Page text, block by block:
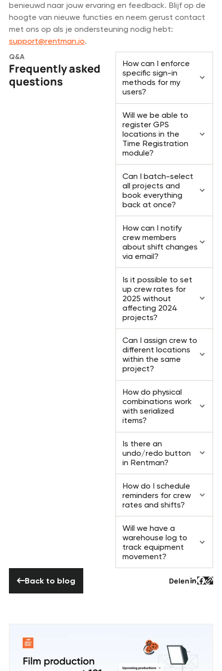
benieuwd naar jouw ervaring en feedback. Blijf op de
hoogte van nieuwe functies en neem gerust contact
met ons op als je ondersteuning nodig hebt:
support@rentman.io.
Q&A
Frequently asked
questions
How can I enforce
specific sign-in
methods for my
users?
Will we be able to
register GPS
locations in the
Time Registration
module?
Can I batch-select
all projects and
book everything
back at once?
How can I notify
crew members
about shift changes
via email?
Is it possible to set
up crew rates for
2025 without
affecting 2024
projects?
Can I assign crew to
different locations
within the same
project?
How do physical
combinations work
with serialized
items?
Is there an
undo/redo button
in Rentman?
How do I schedule
reminders for crew
rates and shifts?
Will we have a
warehouse log to
track equipment
movement?
Back to blog Delen Tekst